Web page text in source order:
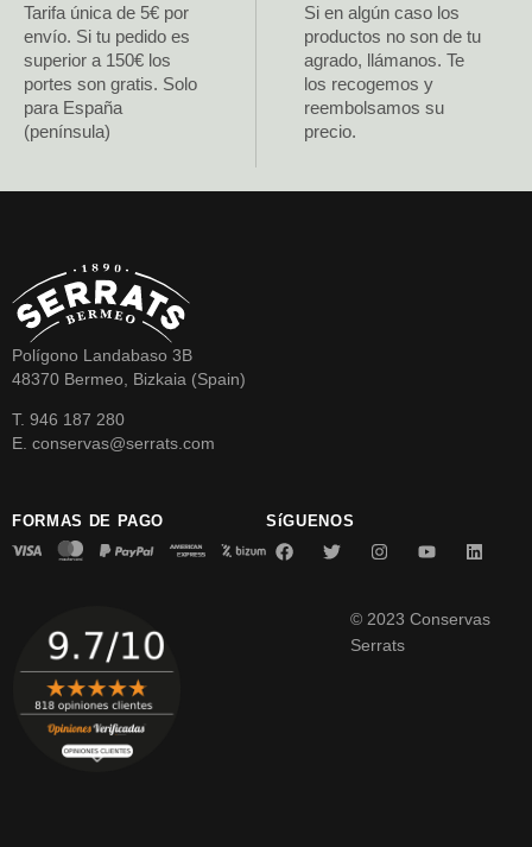
Tarifa única de 5€ por
envío. Si tu pedido es
superior a 150€ los
portes son gratis. Solo
para España
(península)
Si en algún caso los
productos no son de tu
agrado, llámanos. Te
los recogemos y
reembolsamos su
precio.
Polígono Landabaso 3B
48370 Bermeo, Bizkaia (Spain)
T. 946 187 280
E. conservas@serrats.com
FORMAS DE PAGO SíGUENOS
© 2023 Conservas
Serrats